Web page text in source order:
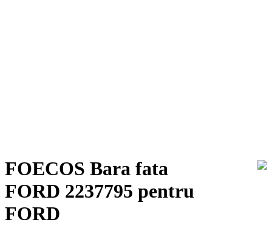
FOECOS Bara fata
FORD 2237795 pentru
FORD